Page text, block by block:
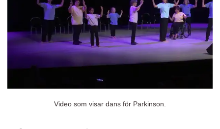
Video som visar dans för Parkinson.